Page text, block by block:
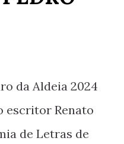
da Aldeia 2024
escritor Renato
de Letras de